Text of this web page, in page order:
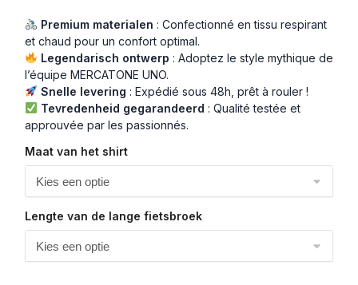
Premium materialen : Confectionné en tissu respirant
et chaud pour un confort optimal.
Legendarisch ontwerp : Adoptez le style mythique de
l’équipe MERCATONE UNO.
Snelle levering : Expédié sous 48h, prêt à rouler !
Tevredenheid gegarandeerd : Qualité testée et
approuvée par les passionnés.
Maat van het shirt
Lengte van de lange fietsbroek